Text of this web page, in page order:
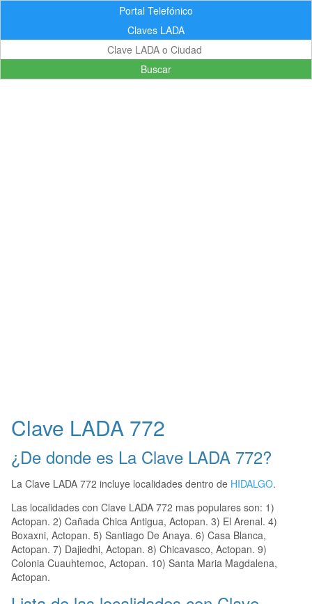
Portal Telefónico
Claves LADA
Buscar
Clave LADA 772
¿De donde es La Clave LADA 772?
La Clave LADA 772 incluye localidades dentro de HIDALGO.
Las localidades con Clave LADA 772 mas populares son: 1)
Actopan. 2) Cañada Chica Antigua, Actopan. 3) El Arenal. 4)
Boxaxni, Actopan. 5) Santiago De Anaya. 6) Casa Blanca,
Actopan. 7) Dajiedhi, Actopan. 8) Chicavasco, Actopan. 9)
Colonia Cuauhtemoc, Actopan. 10) Santa Maria Magdalena,
Actopan.